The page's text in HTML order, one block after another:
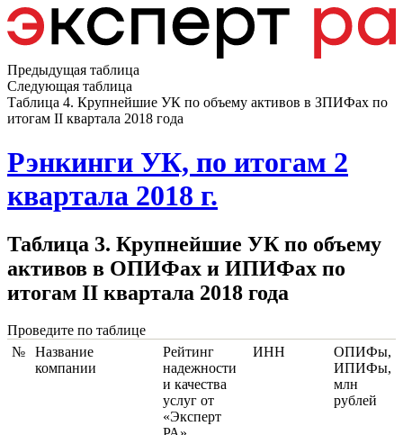
Предыдущая таблица
Следующая таблица
Таблица 4. Крупнейшие УК по объему активов в ЗПИФах по
итогам II квартала 2018 года
Рэнкинги УК, по итогам 2
квартала 2018 г.
Таблица 3. Крупнейшие УК по объему
активов в ОПИФах и ИПИФах по
итогам II квартала 2018 года
Проведите по таблице
№
Название
компании
Рейтинг
надежности
и качества
услуг от
«Эксперт
ИНН
ОПИФы,
ИПИФы,
млн
рублей